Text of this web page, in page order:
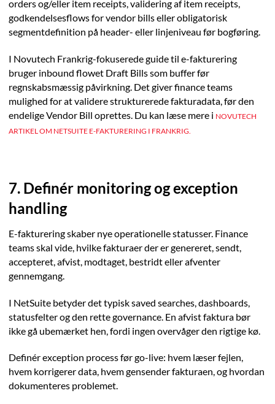
orders og/eller item receipts, validering af item receipts,
godkendelsesflows for vendor bills eller obligatorisk
segmentdefinition på header- eller linjeniveau før bogføring.
I Novutech Frankrig-fokuserede guide til e-fakturering
bruger inbound flowet Draft Bills som buffer før
regnskabsmæssig påvirkning. Det giver finance teams
mulighed for at validere strukturerede fakturadata, før den
endelige Vendor Bill oprettes. Du kan læse mere i NOVUTECH
ARTIKEL OM NETSUITE E-FAKTURERING I FRANKRIG.
7. Definér monitoring og exception
handling
E-fakturering skaber nye operationelle statusser. Finance
teams skal vide, hvilke fakturaer der er genereret, sendt,
accepteret, afvist, modtaget, bestridt eller afventer
gennemgang.
I NetSuite betyder det typisk saved searches, dashboards,
statusfelter og den rette governance. En afvist faktura bør
ikke gå ubemærket hen, fordi ingen overvåger den rigtige kø.
Definér exception process før go-live: hvem læser fejlen,
hvem korrigerer data, hvem gensender fakturaen, og hvordan
dokumenteres problemet.